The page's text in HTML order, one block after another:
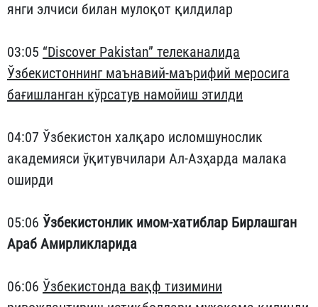
янги элчиси билан мулоқот қилдилар
03:05 “Discover Pakistan” телеканалида
Ўзбекистоннинг маънавий-маърифий меросига
бағишланган кўрсатув намойиш этилди
04:07 Ўзбекистон халқаро исломшунослик
академияси ўқитувчилари Ал-Азҳарда малака
оширди
05:06 Ўзбекистонлик имом-хатиблар Бирлашган
Араб Амирликларида
06:06 Ўзбекистонда вақф тизимини